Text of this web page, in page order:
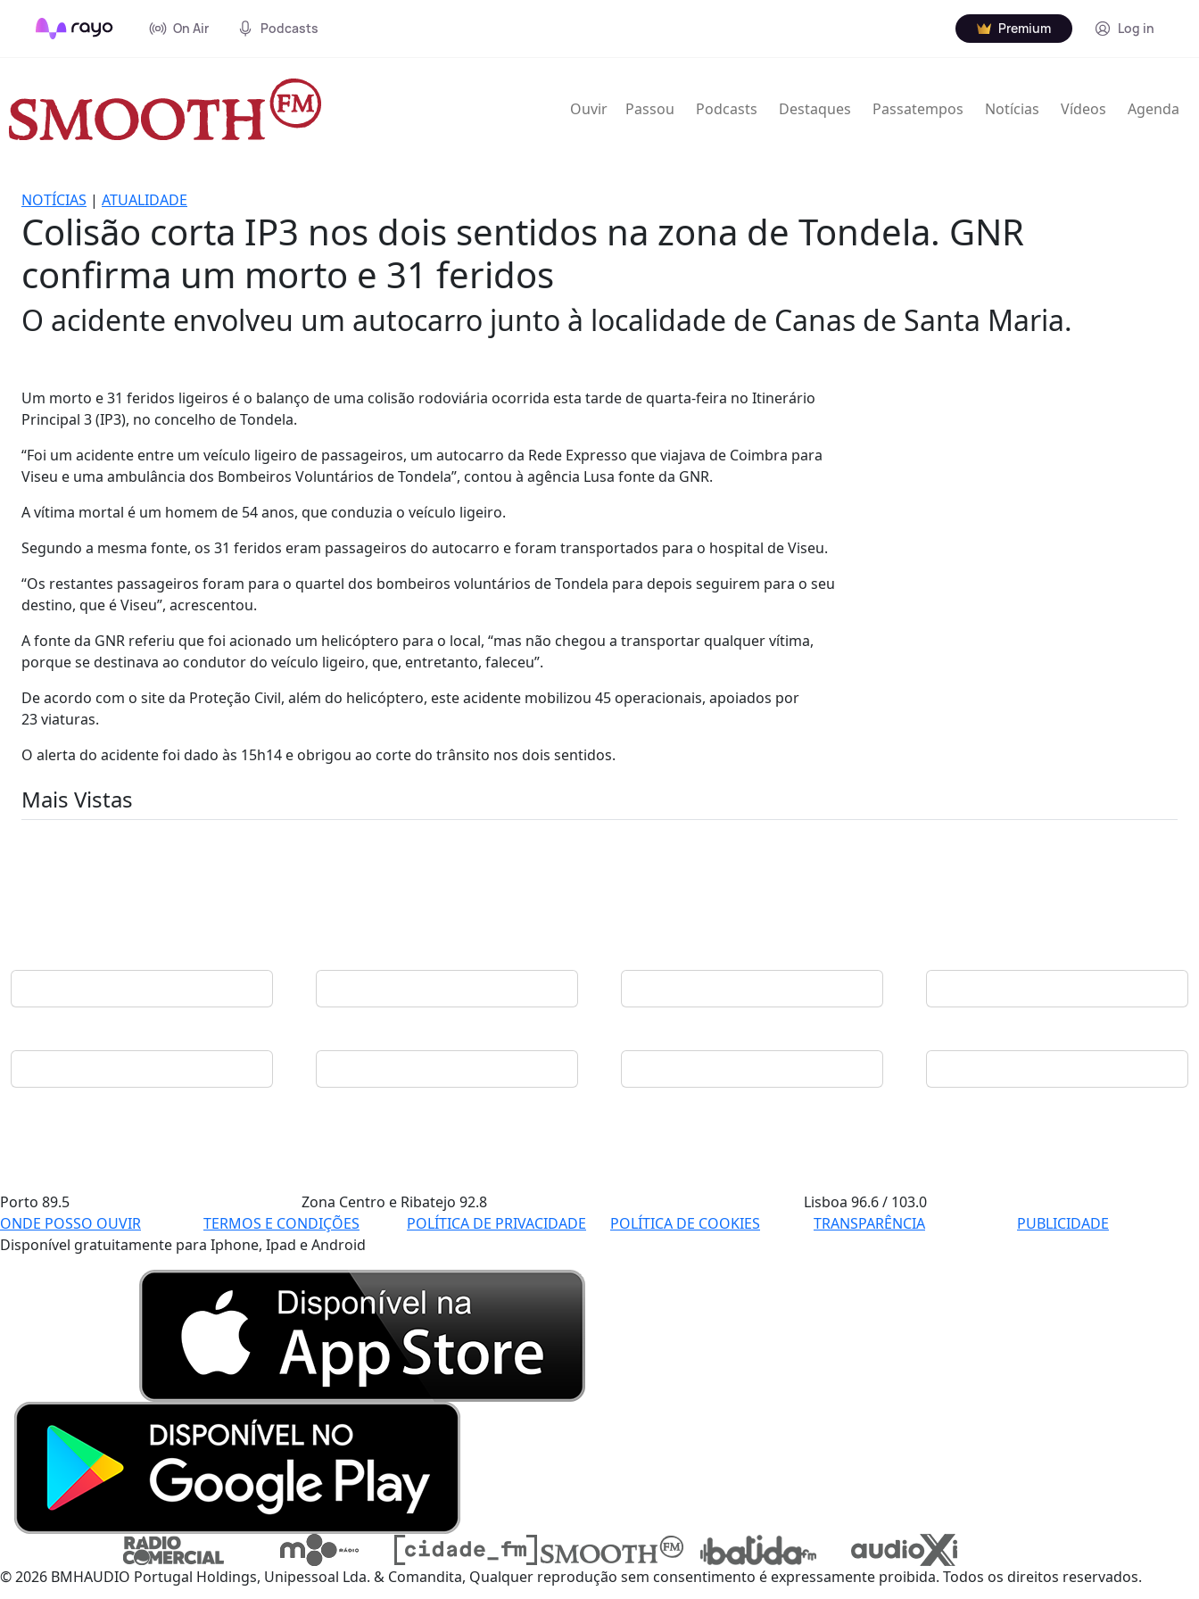
On Air Podcasts Premium Log in
Ouvir Passou Podcasts Destaques Passatempos Notícias Vídeos Agenda
NOTÍCIAS | ATUALIDADE
Colisão corta IP3 nos dois sentidos na zona de Tondela. GNR
confirma um morto e 31 feridos
O acidente envolveu um autocarro junto à localidade de Canas de Santa Maria.
Um morto e 31 feridos ligeiros é o balanço de uma colisão rodoviária ocorrida esta tarde de quarta-feira no Itinerário
Principal 3 (IP3), no concelho de Tondela.
“Foi um acidente entre um veículo ligeiro de passageiros, um autocarro da Rede Expresso que viajava de Coimbra para
Viseu e uma ambulância dos Bombeiros Voluntários de Tondela”, contou à agência Lusa fonte da GNR.
A vítima mortal é um homem de 54 anos, que conduzia o veículo ligeiro.
Segundo a mesma fonte, os 31 feridos eram passageiros do autocarro e foram transportados para o hospital de Viseu.
“Os restantes passageiros foram para o quartel dos bombeiros voluntários de Tondela para depois seguirem para o seu
destino, que é Viseu”, acrescentou.
A fonte da GNR referiu que foi acionado um helicóptero para o local, “mas não chegou a transportar qualquer vítima,
porque se destinava ao condutor do veículo ligeiro, que, entretanto, faleceu”.
De acordo com o site da Proteção Civil, além do helicóptero, este acidente mobilizou 45 operacionais, apoiados por
23 viaturas.
O alerta do acidente foi dado às 15h14 e obrigou ao corte do trânsito nos dois sentidos.
Mais Vistas
Porto 89.5 Zona Centro e Ribatejo 92.8 Lisboa96.6 / 103.0
ONDE POSSO OUVIR
TERMOS E CONDIÇÕES POLÍTICA DE PRIVACIDADE POLÍTICA DE COOKIES TRANSPARÊNCIA
PUBLICIDADE
Disponível gratuitamente para Iphone, Ipad e Android
© 2026 BMHAUDIO Portugal Holdings, Unipessoal Lda. & Comandita, Qualquer reprodução sem consentimento é expressamente proibida. Todos os direitos reservados.